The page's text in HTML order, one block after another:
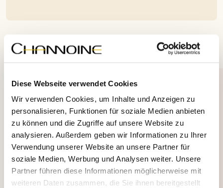
Diese Webseite verwendet Cookies
Wir verwenden Cookies, um Inhalte und Anzeigen zu
personalisieren, Funktionen für soziale Medien anbieten
zu können und die Zugriffe auf unsere Website zu
analysieren. Außerdem geben wir Informationen zu Ihrer
Verwendung unserer Website an unsere Partner für
soziale Medien, Werbung und Analysen weiter. Unsere
Partner führen diese Informationen möglicherweise mit
weiteren Daten zusammen, die Sie ihnen bereitgestellt
Unsere Empfehlung